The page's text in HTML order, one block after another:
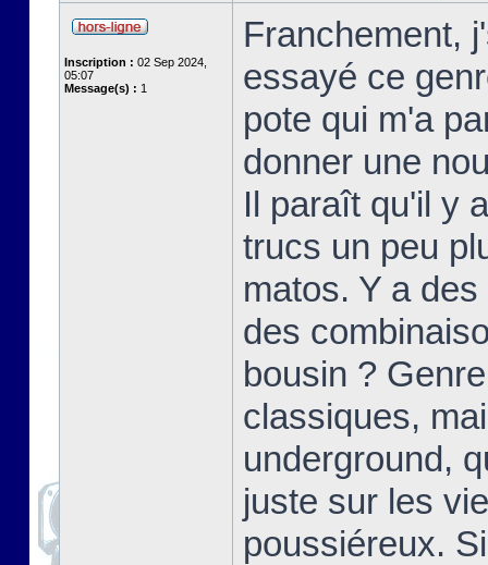
Inscription : 02 Sep 2024,
05:07
Message(s) : 1
Franchement,
essayé ce
pote qui m'a
donner une
Il paraît qu'il y
trucs un peu
matos. Y a
des
bousin ?
classiques,
underground,
juste sur les
poussiéreux.